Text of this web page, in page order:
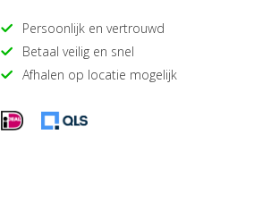
Persoonlijk en vertrouwd
Betaal veilig en snel
Afhalen op locatie mogelijk